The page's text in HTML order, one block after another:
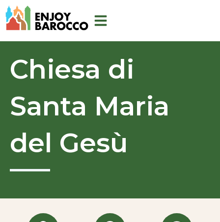
Vai
al
Chiesa di
Santa Maria
del Gesù